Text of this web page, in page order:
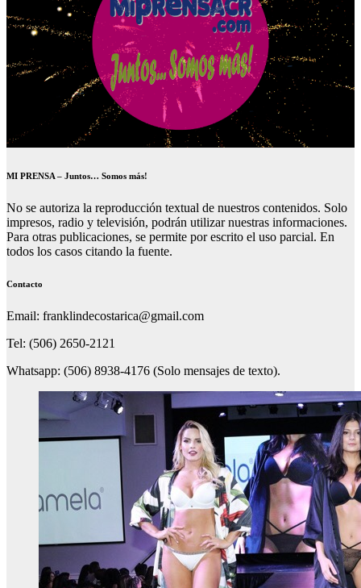
MI PRENSA – Juntos… Somos más!
No se autoriza la reproducción textual de nuestros contenidos. Solo
impresos, radio y televisión, podrán utilizar nuestras informaciones.
Para otras publicaciones, se permite por escrito el uso parcial. En
todos los casos citando la fuente.
Contacto
Email: franklindecostarica@gmail.com
Tel: (506) 2650-2121
Whatsapp: (506) 8938-4176 (Solo mensajes de texto).